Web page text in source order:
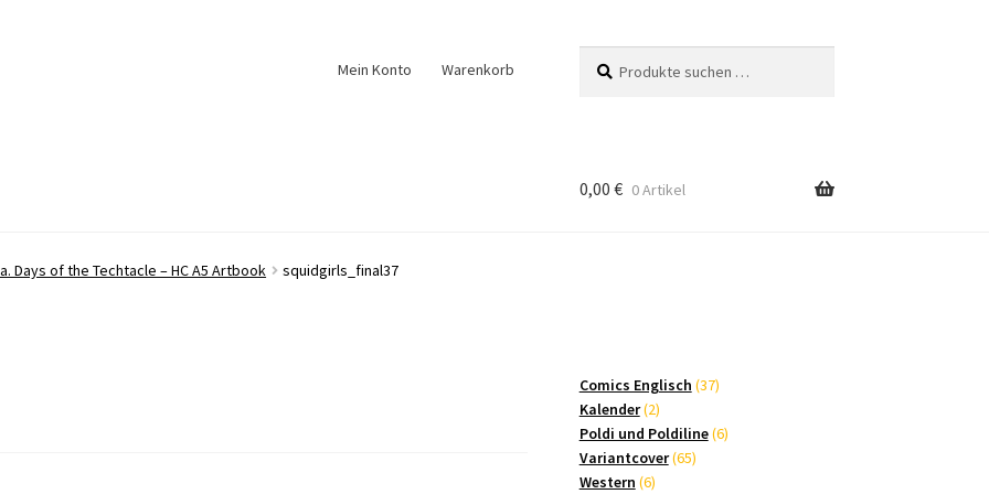
Mein Konto Warenkorb
nach:
0,00 € 0 Artikel
Days of the Techtacle – HC A5 Artbook squidgirls_final37
Comics Englisch 3737
Kalender 22
Produkte
Poldi und Poldiline 66
Variantcover 6565
Western 66